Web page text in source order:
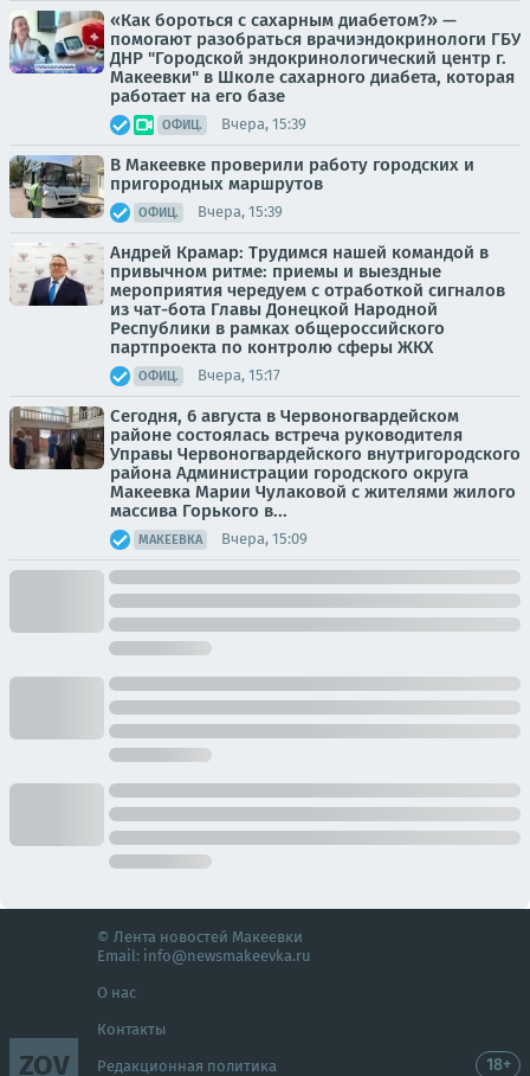
«Как бороться с сахарным диабетом?» —
помогают разобраться врачиэндокринологи ГБУ
ДНР "Городской эндокринологический центр г.
Макеевки" в Школе сахарного диабета, которая
работает на его базе
ОФИЦ. Вчера, 15:39
В Макеевке проверили работу городских и
пригородных маршрутов
ОФИЦ. Вчера, 15:39
Андрей Крамар: Трудимся нашей командой в
привычном ритме: приемы и выездные
мероприятия чередуем с отработкой сигналов
из чат-бота Главы Донецкой Народной
Республики в рамках общероссийского
партпроекта по контролю сферы ЖКХ
ОФИЦ. Вчера, 15:17
Сегодня, 6 августа в Червоногвардейском
районе состоялась встреча руководителя
Управы Червоногвардейского внутригородского
района Администрации городского округа
Макеевка Марии Чулаковой с жителями жилого
массива Горького в...
МАКЕЕВКА Вчера, 15:09
ZOV
© Лента новостей Макеевки
Email: info@newsmakeevka.ru
О нас
Контакты
Редакционная политика 18+